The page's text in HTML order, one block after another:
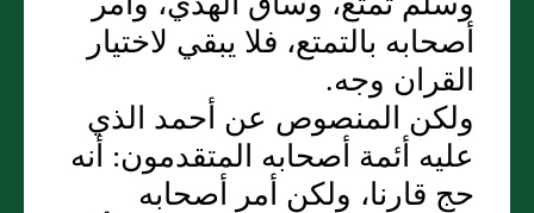
أصحابه بالتمتع، فلا يبقي لاختيار
القران وجه‏.‏
ولكن المنصوص عن أحمد الذي
عليه أئمة أصحابه المتقدمون‏:‏ أنه
حج قارنا، ولكن أمر أصحابه